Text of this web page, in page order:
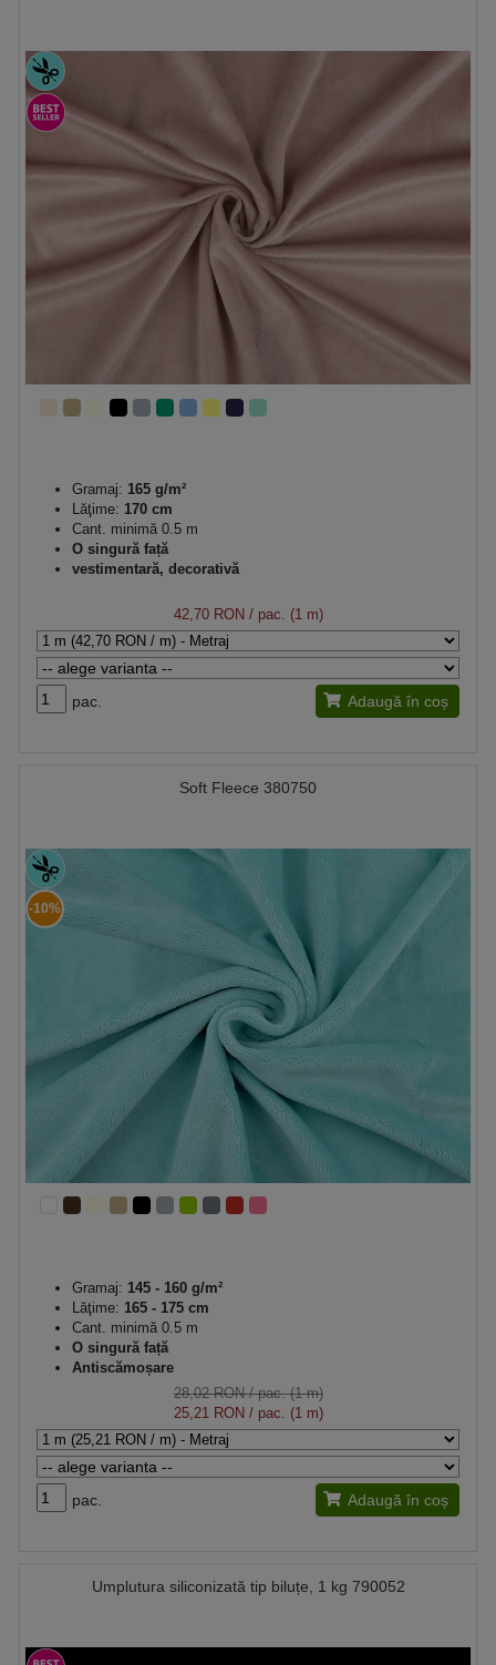
Gramaj: 165 g/m²
Lăţime: 170 cm
Cant. minimă 0.5 m
O singură față
vestimentară, decorativă
42,70 RON / pac. (1 m)
pac. Adaugă în coș
Soft Fleece 380750
-10%
Gramaj: 145 - 160 g/m²
Lăţime: 165 - 175 cm
Cant. minimă 0.5 m
O singură față
Antiscămoșare
28,02 RON/ pac. (1 m)
25,21 RON/ pac. (1 m)
pac. Adaugă în coș
Umplutura siliconizată tip biluțe, 1 kg 790052